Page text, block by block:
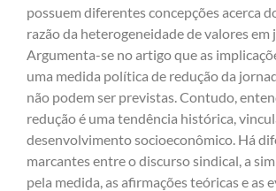
possuem diferentes concepções acerca
razão da heterogeneidade de valores em
Argumenta-se no artigo que as
uma medida política de redução da
não podem ser previstas. Contudo,
redução é uma tendência histórica,
desenvolvimento socioeconômico. Há
marcantes entre o discurso sindical, a
pela medida, as afirmações teóricas e as